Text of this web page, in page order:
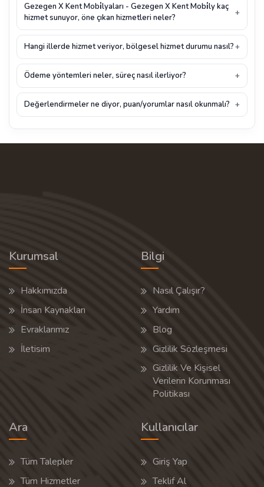
Gezegen X Kent Mobi̇lyaları - Gezegen X Kent Mobi̇ly kaç
hizmet sunuyor, öne çıkan hizmetleri neler?
Hangi illerde hizmet veriyor, bölgesel hizmet durumu nasıl?
Ödeme yöntemleri neler, süreç nasıl ilerliyor?
Değerlendirmeler ne diyor, puan/yorumlar nasıl okunmalı?
Kurumsal
Hakkımızda
İnsan Kaynakları
Evraklarımız
İletisim
Bilgi
Nasıl Çalışır?
Yardım
Blog
Gizlilik Sözleşmesi
Gizlilik Ve Kişisel
Verilerin Korunması
Politikası
Ara
Tüm Talepler
Tüm Hizmetler
Kullanıcılar
Giriş Yap
Teklif Al